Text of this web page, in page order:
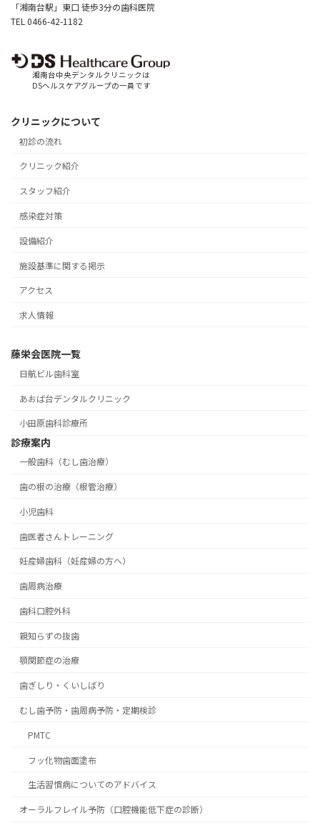
「湘南台駅」東口 徒歩3分の歯科医院
TEL 0466-42-1182
湘南台中央デンタルクリニックは
DSヘルスケアグループの一員です
クリニックについて
初診の流れ
クリニック紹介
スタッフ紹介
感染症対策
設備紹介
施設基準に関する掲示
アクセス
求人情報
藤栄会医院一覧
日航ビル歯科室
あおば台デンタルクリニック
小田原歯科診療所
診療案内
一般歯科（むし歯治療）
歯の根の治療（根管治療）
小児歯科
歯医者さんトレーニング
妊産婦歯科（妊産婦の方へ）
歯周病治療
歯科口腔外科
親知らずの抜歯
顎関節症の治療
歯ぎしり・くいしばり
むし歯予防・歯周病予防・定期検診
PMTC
フッ化物歯面塗布
生活習慣病についてのアドバイス
オーラルフレイル予防（口腔機能低下症の診断）